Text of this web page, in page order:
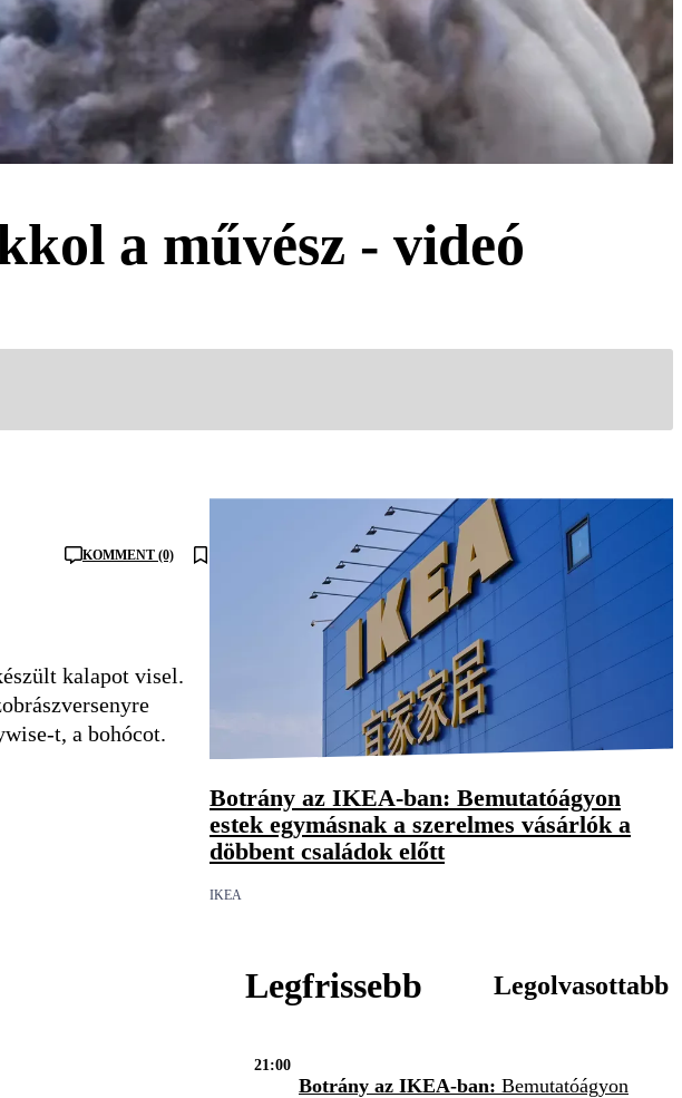
a művész - videó
KOMMENT (0)
kalapot visel.
t, a bohócot.
Botrány az IKEA-ban: Bemutatóágyon
estek egymásnak a szerelmes vásárlók a
döbbent családok előtt
IKEA
Legfrissebb Legolvasottabb
21:00
Botrány az IKEA-ban: Bemutatóágyon